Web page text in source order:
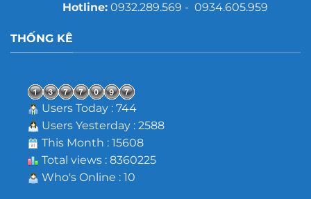
Hotline:0932.289.569 - 0934.605.959
THỐNG KÊ
Users Today : 744
Users Yesterday : 2588
This Month : 15608
Total views : 8360225
Who's Online : 10